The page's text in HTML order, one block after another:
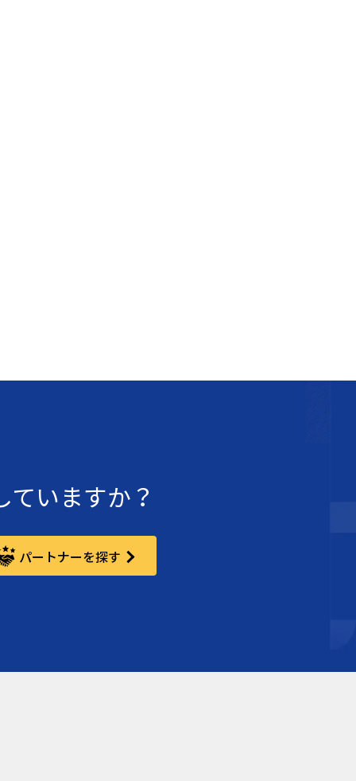
いますか？
パートナーを探す